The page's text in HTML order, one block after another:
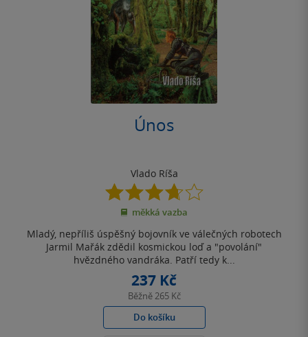
Únos
Vlado Ríša
3.7
z
5
měkká vazba
Mladý, nepříliš úspěšný bojovník ve válečných robotech
Jarmil Mařák zdědil kosmickou loď a "povolání"
hvězdného vandráka. Patří tedy k...
237 Kč
Běžně265 Kč
Do košíku